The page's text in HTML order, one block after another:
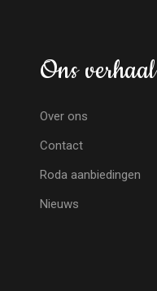
Ons verhaal
Over ons
Contact
Roda aanbiedingen
Nieuws